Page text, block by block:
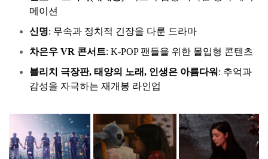
메이션
신명: 무속과 정치적 긴장을 다룬 드라마
차은우 VR 콘서트: K-POP 팬들을 위한 몰입형 콘텐츠
블리치 극장판, 태양의 노래, 인생은 아름다워 : 추억과
감성을 자극하는 재개봉 라인업